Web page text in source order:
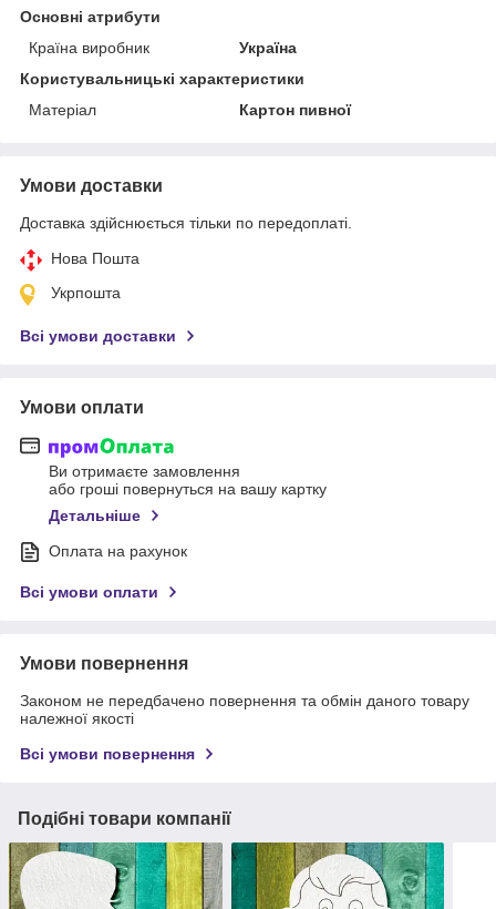
Основні атрибути
Країна виробник
Україна
Користувальницькі характеристики
Матеріал
Картон пивної
Умови доставки
Доставка здійснюється тільки по передоплаті.
Нова Пошта
Укрпошта
Всі умови доставки
Умови оплати
Ви отримаєте замовлення
або гроші повернуться на вашу картку
Детальніше
Оплата на рахунок
Всі умови оплати
Умови повернення
Законом не передбачено повернення та обмін даного товару
належної якості
Всі умови повернення
Подібні товари компанії